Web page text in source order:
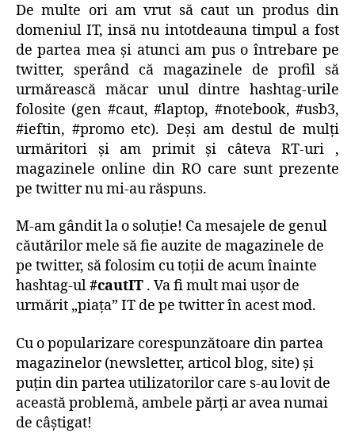
De multe ori am vrut să caut un produs din
domeniul IT, insă nu intotdeauna timpul a fost
de partea mea şi atunci am pus o întrebare pe
twitter, sperând că magazinele de profil să
urmărească măcar unul dintre hashtag-urile
folosite (gen #caut, #laptop, #notebook, #usb3,
#ieftin, #promo etc). Deşi am destul de mulţi
urmăritori şi am primit şi câteva RT-uri ,
magazinele online din RO care sunt prezente
pe twitter nu mi-au răspuns.
M-am gândit la o soluţie! Ca mesajele de genul
căutărilor mele să fie auzite de magazinele de
pe twitter, să folosim cu toţii de acum înainte
hashtag-ul#cautIT . Va fi mult mai uşor de
urmărit „piaţa” IT de pe twitter în acest mod.
Cu o popularizare corespunzătoare din partea
magazinelor (newsletter, articol blog, site) şi
puţin din partea utilizatorilor care s-au lovit de
această problemă, ambele părţi ar avea numai
de câştigat!